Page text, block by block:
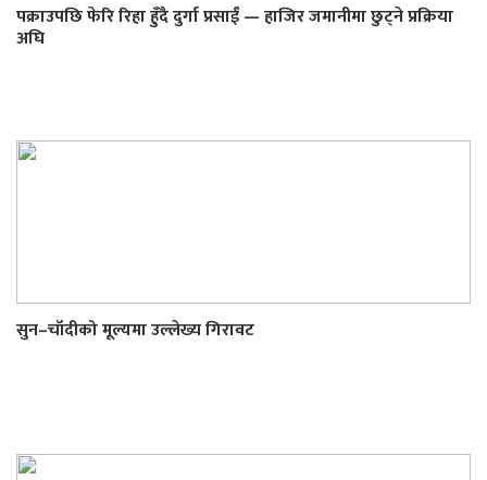
पक्राउपछि फेरि रिहा हुँदै दुर्गा प्रसाईं — हाजिर जमानीमा छुट्ने प्रक्रिया
अघि
सुन–चाँदीको मूल्यमा उल्लेख्य गिरावट